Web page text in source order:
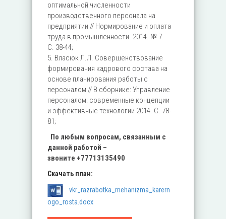
оптимальной численности
производственного персонала на
предприятии // Нормирование и оплата
труда в промышленности. 2014. № 7.
С. 38-44;
5. Власюк Л.Л. Совершенствование
формирования кадрового состава на
основе планирования работы с
персоналом // В сборнике: Управление
персоналом: современные концепции
и эффективные технологии 2014. С. 78-
81;
По любым вопросам, связанным с
данной работой –
звоните +77713135490
Скачать план:
vkr_razrabotka_mehanizma_karern
ogo_rosta.docx